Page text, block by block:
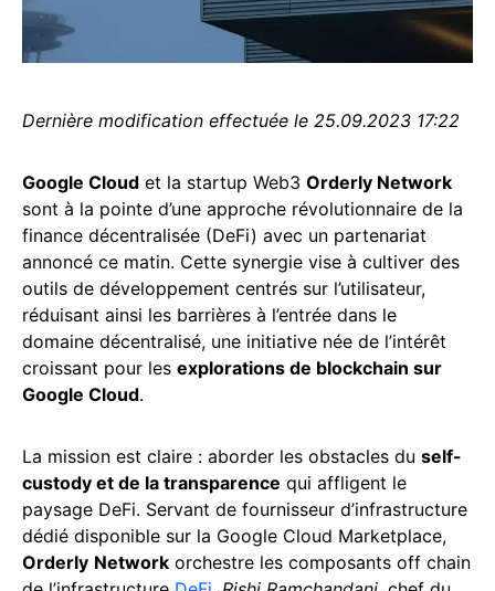
Dernière modification effectuée le 25.09.2023 17:22
Google Cloud et la startup Web3 Orderly Network
sont à la pointe d’une approche révolutionnaire de la
finance décentralisée (DeFi) avec un partenariat
annoncé ce matin. Cette synergie vise à cultiver des
outils de développement centrés sur l’utilisateur,
réduisant ainsi les barrières à l’entrée dans le
domaine décentralisé, une initiative née de l’intérêt
croissant pour les explorations de blockchain sur
Google Cloud.
La mission est claire : aborder les obstacles du self-
custody et de la transparence qui affligent le
paysage DeFi. Servant de fournisseur d’infrastructure
dédié disponible sur la Google Cloud Marketplace,
Orderly Network orchestre les composants off chain